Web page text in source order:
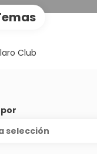
Club
selección